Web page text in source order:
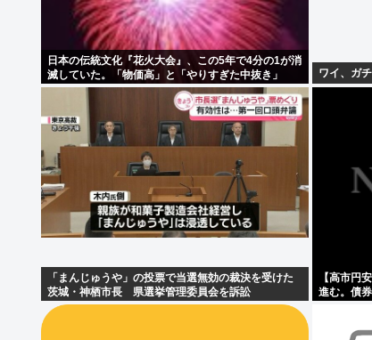
日本の伝統文化『花火大会』、この5年で4分の1が消
滅していた。「物価高」と「やりすぎた中抜き」
ワイ、ガ
「まんじゅうや」の投票で当選無効の裁決を受けた
茨城・神栖市長 県選挙管理委員会を訴訟
【高市円
進む。債